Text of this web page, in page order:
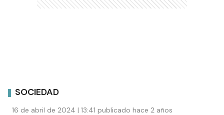
SOCIEDAD
16 de abril de 2024 | 13:41 publicado hace 2 años